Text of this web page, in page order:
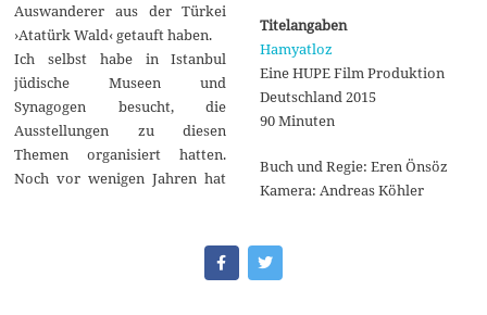
Auswanderer aus der Türkei
›Atatürk Wald‹ getauft haben.
Ich selbst habe in Istanbul
jüdische Museen und
Synagogen besucht, die
Ausstellungen zu diesen
Themen organisiert hatten.
Noch vor wenigen Jahren hat
Titelangaben
Hamyatloz
Eine HUPE Film Produktion
Deutschland 2015
90 Minuten
Buch und Regie: Eren Önsöz
Kamera: Andreas Köhler